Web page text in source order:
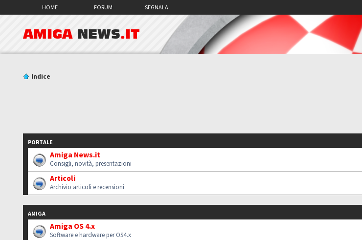
HOME FORUM SEGNALA
AMIGA NEWS.IT
Indice
PORTALE
Amiga News.it
Consigli, novità, presentazioni
Articoli
Archivio articoli e recensioni
AMIGA
Amiga OS 4.x
Software e hardware per OS4.x